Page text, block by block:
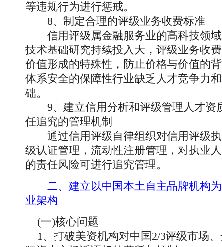
等违规行为进行惩戒。
8、制定合理的评级业务收费标准
信用评级属金融服务业的高科技领域
技术基础研究持续投入大，评级业务收
价值形成的特殊性，防止价格与价值的
体系安全的保障性行业缺乏人才竞争力
础。
9、建立信用分析和评级管理人才资
任追究的管理机制
通过信用评级自律组织对信用评级执
级认证管理，流动性注册管理，对执业
的责任风险可进行追究管理。
二、建立以中国本土自主品牌机构
业架构
(一)核心问题
1、打破美资机构对中国2/3评级市场